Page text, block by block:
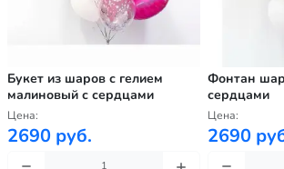
Букет из шаров с гелием
малиновый с сердцами
Цена:
2690 руб.
Фонтан
сердцами
Цена:
2690